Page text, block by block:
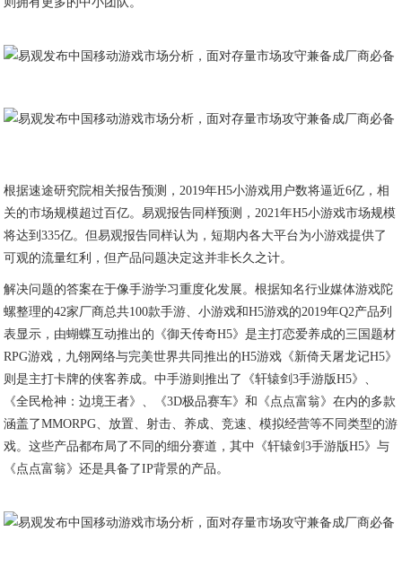
根据速途研究院相关报告预测，2019年H5小游戏用户数将逼近6亿，相
关的市场规模超过百亿。易观报告同样预测，2021年H5小游戏市场规模
将达到335亿。但易观报告同样认为，短期内各大平台为小游戏提供了
可观的流量红利，但产品问题决定这并非长久之计。
解决问题的答案在于像手游学习重度化发展。根据知名行业媒体游戏陀
螺整理的42家厂商总共100款手游、小游戏和H5游戏的2019年Q2产品列
表显示，由蝴蝶互动推出的《御天传奇H5》是主打恋爱养成的三国题材
RPG游戏，九翎网络与完美世界共同推出的H5游戏《新倚天屠龙记H5》
则是主打卡牌的侠客养成。中手游则推出了《轩辕剑3手游版H5》、
《全民枪神：边境王者》、《3D极品赛车》和《点点富翁》在内的多款
涵盖了MMORPG、放置、射击、养成、竞速、模拟经营等不同类型的游
戏。这些产品都布局了不同的细分赛道，其中《轩辕剑3手游版H5》与
《点点富翁》还是具备了IP背景的产品。